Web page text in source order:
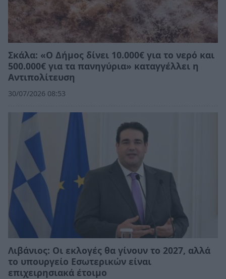
Σκάλα: «Ο Δήμος δίνει 10.000€ για το νερό και
500.000€ για τα πανηγύρια» καταγγέλλει η
Αντιπολίτευση
30/07/2026 08:53
Λιβάνιος: Οι εκλογές θα γίνουν το 2027, αλλά
το υπουργείο Εσωτερικών είναι
επιχειρησιακά έτοιμο